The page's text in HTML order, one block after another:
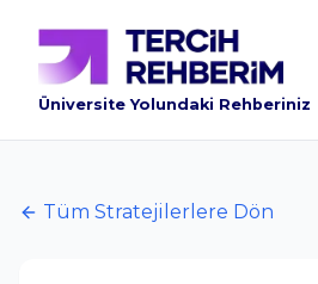
Üniversite Yolundaki Rehberiniz
Tüm Stratejilerlere Dön